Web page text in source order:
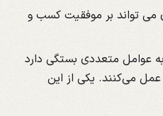
تواند بر موفقیت کسب و
متعددی بستگی دارد
می‌کنند. یکی از این